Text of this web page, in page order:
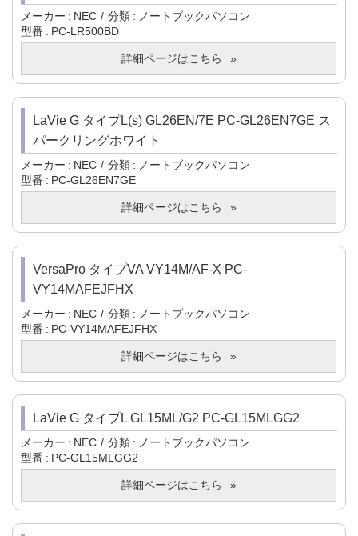
メーカー NEC 分類
ノートブックパソコン
型番
PC-LR500BD
詳細ページはこちら
LaVie G タイプL(s) GL26EN/7E PC-GL26EN7GE ス
パークリングホワイト
メーカー NEC 分類
ノートブックパソコン
型番
PC-GL26EN7GE
詳細ページはこちら
VersaPro タイプVA VY14M/AF-X PC-
VY14MAFEJFHX
メーカー NEC 分類
ノートブックパソコン
型番
PC-VY14MAFEJFHX
詳細ページはこちら
LaVie G タイプL GL15ML/G2 PC-GL15MLGG2
メーカー NEC 分類
ノートブックパソコン
型番
PC-GL15MLGG2
詳細ページはこちら